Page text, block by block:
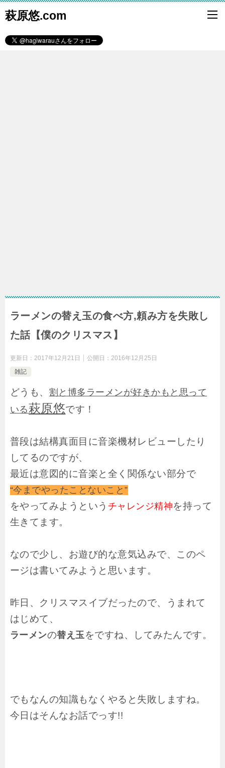
萩原悠.com
ラーメンの替え玉の食べ方,頼み方を失敗し
た話【僕のクリスマス】
更新日： 2017年12月21日 公開日： 2016年12月25日
雑記
どうも、 割と博多ラーメンが好きかもと思って
いる萩原悠です！
普段は結構真面目に音楽機材レビューしたり
してるのですが、
最近は意図的に音楽と全く関係ない部分で
“今までやったことないこと”
をやってみようという チャレンジ精神を持って
生きてます。
なので少し、お遊び的な意気込みで、このペ
ージは書いてみようと思います。
昨日、クリスマスイブだったので、うまれて
はじめて、
ラーメンの替え玉をですね、してみたんです。
でもなんの知識もなくやると失敗しますね。
今日はそんなお話でっす!!